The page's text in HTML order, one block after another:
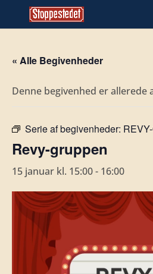
« Alle Begivenheder
Denne begivenhed er allerede
Serie af begivenheder:
Revy-gruppen
15 januar kl. 15:00- 16:00